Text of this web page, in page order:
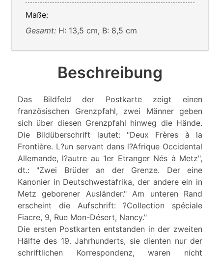
Maße:
Gesamt: H: 13,5 cm, B: 8,5 cm
Beschreibung
Das Bildfeld der Postkarte zeigt einen
französischen Grenzpfahl, zwei Männer geben
sich über diesen Grenzpfahl hinweg die Hände.
Die Bildüberschrift lautet: "Deux Frères à la
Frontière. L?un servant dans l?Afrique Occidental
Allemande, l?autre au 1er Etranger Nés à Metz",
dt.: "Zwei Brüder an der Grenze. Der eine
Kanonier in Deutschwestafrika, der andere ein in
Metz geborener Ausländer." Am unteren Rand
erscheint die Aufschrift: ?Collection spéciale
Fiacre, 9, Rue Mon-Désert, Nancy."
Die ersten Postkarten entstanden in der zweiten
Hälfte des 19. Jahrhunderts, sie dienten nur der
schriftlichen Korrespondenz, waren nicht